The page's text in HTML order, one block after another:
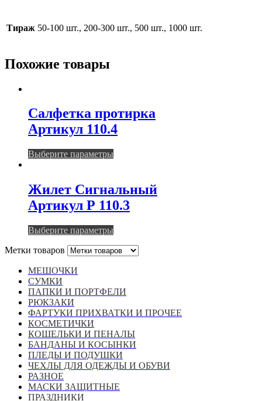
Тираж 50-100 шт., 200-300 шт., 500 шт., 1000 шт.
Похожие товары
Салфетка протирка
Артикул 110.4
Выберите параметры
несколько
вариаций.
Опции
выбрать
на
странице
товара.
Жилет Сигнальный
Артикул Р 110.3
Выберите параметры
имеет
можно
на
товара.
Метки товаров
МЕШОЧКИ
СУМКИ
ПАПКИ И ПОРТФЕЛИ
РЮКЗАКИ
ФАРТУКИ ПРИХВАТКИ И ПРОЧЕЕ
КОСМЕТИЧКИ
КОШЕЛЬКИ И ПЕНАЛЫ
БАНДАНЫ И КОСЫНКИ
ПЛЕДЫ И ПОДУШКИ
ЧЕХЛЫ ДЛЯ ОДЕЖДЫ И ОБУВИ
РАЗНОЕ
МАСКИ ЗАЩИТНЫЕ
ПРАЗДНИКИ